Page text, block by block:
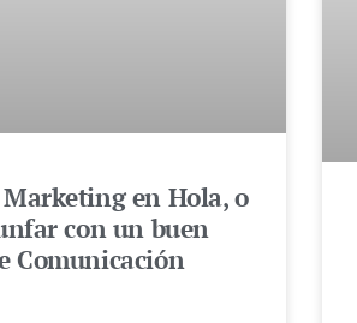
en Hola, o
con un buen
Comunicación